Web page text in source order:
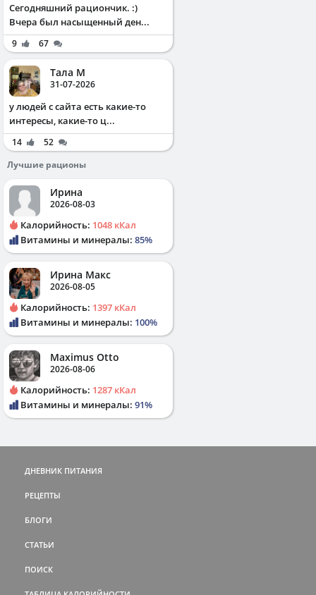
Сегодняшний рациончик. :)
Вчера был насыщенный ден...
9 67
Тала М
31-07-2026
у людей с сайта есть какие-то
интересы, какие-то ц...
14
52
Лучшие рационы
Ирина
2026-08-03
Калорийность: 1048 кКал
Витамины и минералы: 85%
Ирина Макс
2026-08-05
Калорийность: 1397 кКал
Витамины и минералы: 100%
Maximus Otto
2026-08-06
Калорийность: 1287 кКал
Витамины и минералы: 91%
ДНЕВНИК ПИТАНИЯ
РЕЦЕПТЫ
БЛОГИ
СТАТЬИ
ПОИСК